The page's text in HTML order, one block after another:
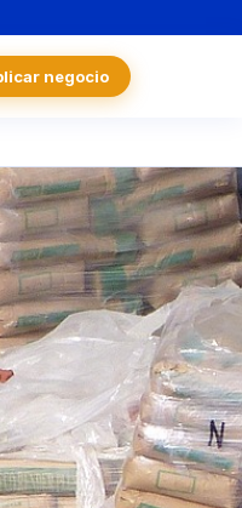
negocio